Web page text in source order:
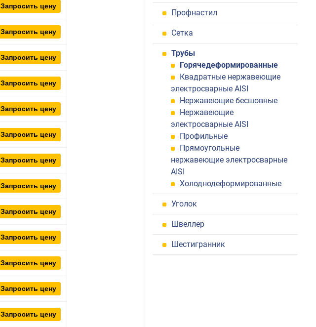
Запросить цену
Запросить цену
Запросить цену
Запросить цену
Запросить цену
Запросить цену
Запросить цену
Запросить цену
Запросить цену
Запросить цену
Запросить цену
Запросить цену
Запросить цену
Профнастил
Сетка
Трубы
Горячедеформированные
Квадратные нержавеющие
электросварные AISI
Нержавеющие бесшовные
Нержавеющие
электросварные AISI
Профильные
Прямоугольные
нержавеющие электросварные
AISI
Холоднодеформированные
Уголок
Швеллер
Шестигранник